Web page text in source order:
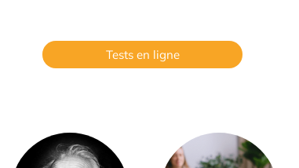
Tests en ligne